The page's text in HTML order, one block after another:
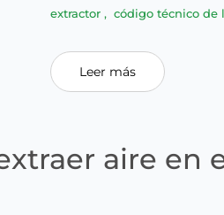
extractor , código técnico de
Leer más
aire en